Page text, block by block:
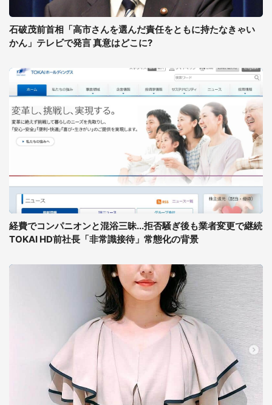
石破茂前首相「高市さんを選んだ責任をともに持たなきゃい
かん」テレビで発言 真意はどこに?
経費でコンパニオンと混浴三昧...拒否騒ぎ後も業者変更で継続
TOKAI HD前社長「非常識接待」常態化の背景